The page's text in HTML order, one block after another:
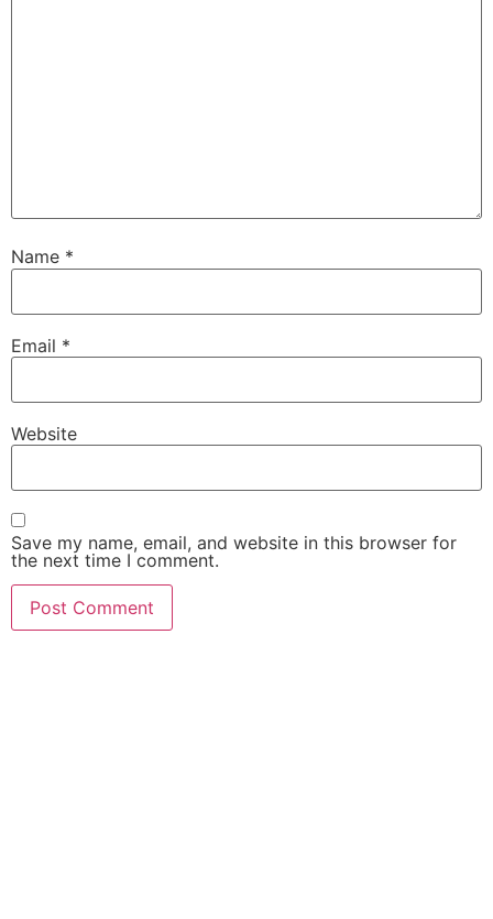
Name *
Email *
Website
Save my name, email, and website in this browser for
the next time I comment.